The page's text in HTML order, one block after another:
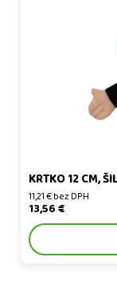
Krtko 12 cm,
KRTKO 12 CM,
11,21 € bez DPH
13,56 €